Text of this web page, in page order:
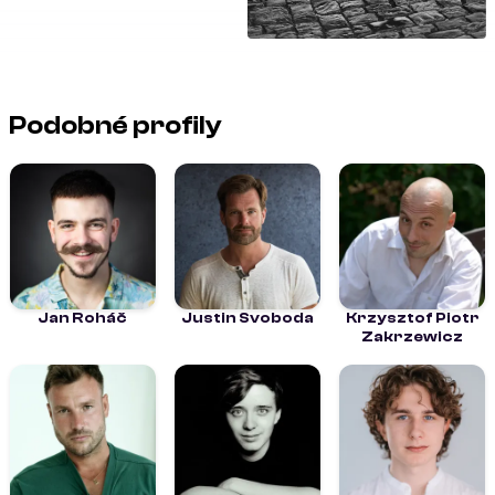
Podobné profily
Jan Roháč Justin Svoboda
Krzysztof Piotr
Zakrzewicz